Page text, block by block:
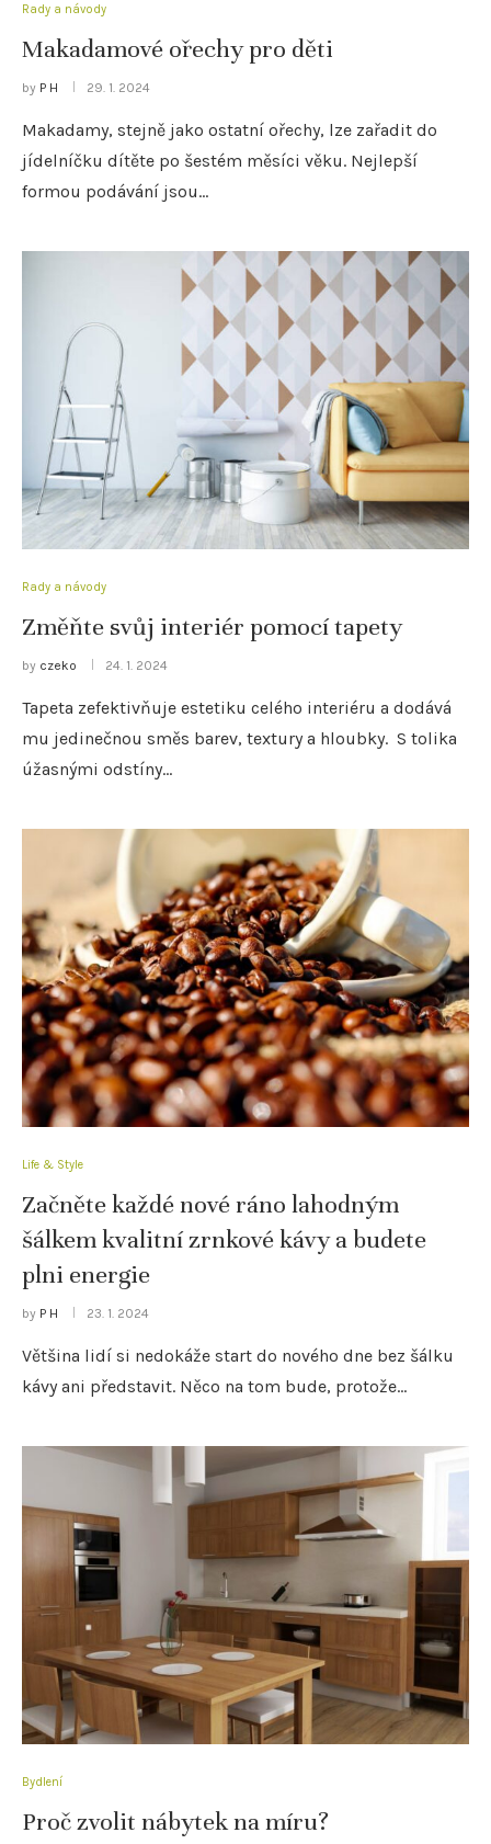
Rady a návody
Makadamové ořechy pro děti
by P H 29. 1. 2024
Makadamy, stejně jako ostatní ořechy, lze zařadit do
jídelníčku dítěte po šestém měsíci věku. Nejlepší
formou podávání jsou…
Rady a návody
Změňte svůj interiér pomocí tapety
by czeko 24. 1. 2024
Tapeta zefektivňuje estetiku celého interiéru a dodává
mu jedinečnou směs barev, textury a hloubky. S tolika
úžasnými odstíny…
Life & Style
Začněte každé nové ráno lahodným
šálkem kvalitní zrnkové kávy a budete
plni energie
by P H 23. 1. 2024
Většina lidí si nedokáže start do nového dne bez šálku
kávy ani představit. Něco na tom bude, protože…
Bydlení
Proč zvolit nábytek na míru?